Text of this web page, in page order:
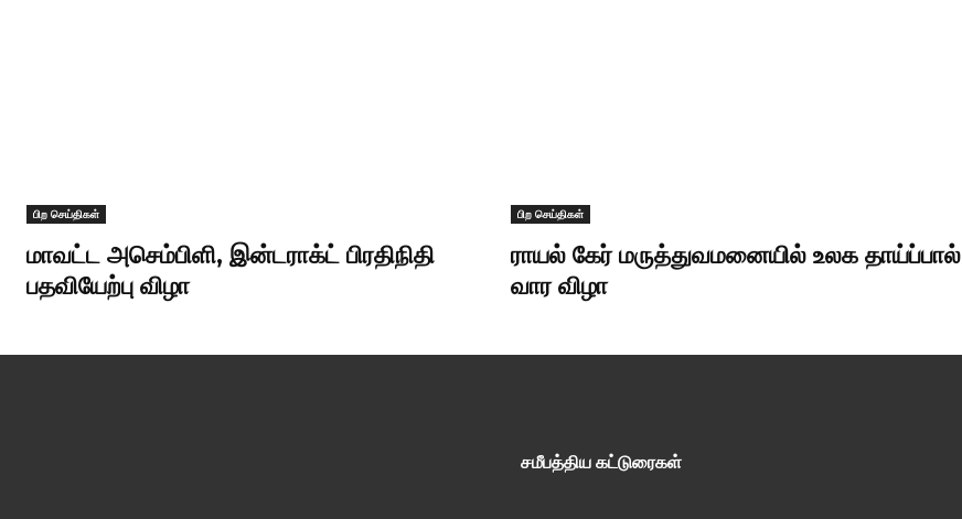
பிற செய்திகள்
மாவட்ட அசெம்பிளி, இன்டராக்ட் பிரதிநிதி
பதவியேற்பு விழா
பிற செய்திகள்
ராயல் கேர் மருத்துவமனையில் உலக தாய்ப்பால்
வார விழா
சமீபத்திய கட்டுரைகள்